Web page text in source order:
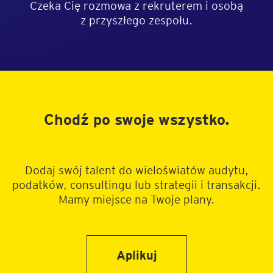
Czeka Cię rozmowa z rekruterem i osobą
z przyszłego zespołu.
Chodź po swoje wszystko.
Dodaj swój talent do wieloświatów audytu,
podatków, consultingu lub strategii i transakcji.
Mamy miejsce na Twoje plany.
Aplikuj